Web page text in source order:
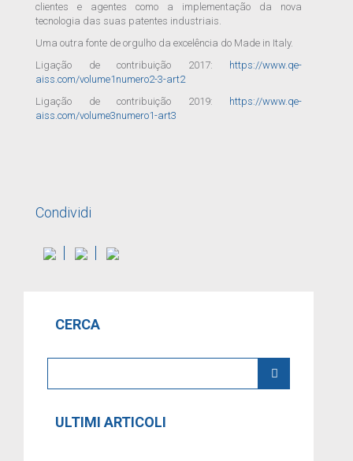
clientes e agentes como a implementação da nova
tecnologia das suas patentes industriais.
Uma outra fonte de orgulho da excelência do Made in Italy.
Ligação de contribuição 2017: https://www.qe-
aiss.com/volume1numero2-3-art2
Ligação de contribuição 2019: https://www.qe-
aiss.com/volume3numero1-art3
Condividi
CERCA
ULTIMI ARTICOLI